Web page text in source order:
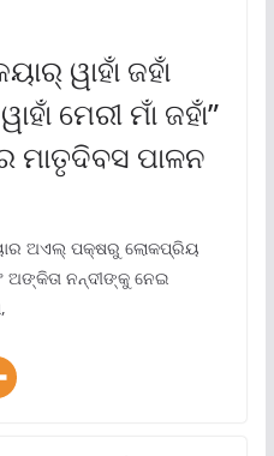
ୱାହାଁ ଜହାଁ
ମେରୀ ମାଁ ଜହାଁ”
ମାତୃଦିବସ ପାଳନ
ଅଏଲ୍ ପକ୍ଷରୁ ଲୋକପ୍ରିୟ
ଅଙ୍କିତା ନନ୍ଦୀଙ୍କୁ ନେଇ